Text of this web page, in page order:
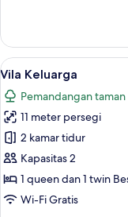
Kamar
Double
atau
Twin
Deluks
Lihat
semua
foto
untuk
Vila
Keluarga
2
Vila Keluarga
Pemandangan taman
11 meter persegi
2 kamar tidur
Kapasitas 2
1 queen dan 1 twin
Wi-Fi Gratis